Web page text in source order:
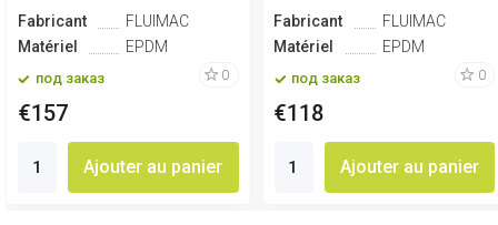
Fabricant
FLUIMAC
Matériel
EPDM
под заказ 0
€157
Ajouter au panier
Fabricant
FLUIMAC
Matériel
EPDM
под заказ 0
€118
Ajouter au panier